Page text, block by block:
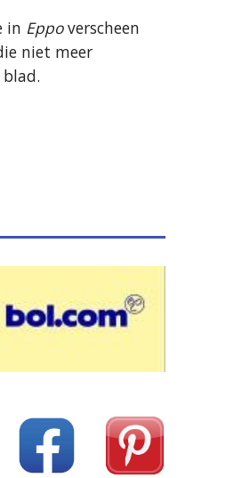
in Eppo verscheen
niet meer